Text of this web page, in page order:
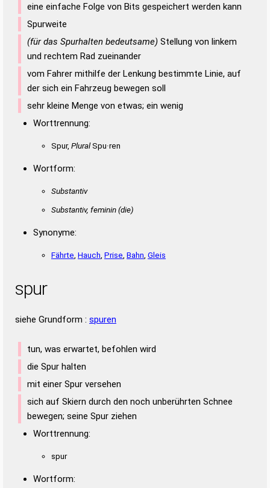
eine einfache Folge von Bits gespeichert werden kann
Spurweite
(für das Spurhalten bedeutsame) Stellung von linkem
und rechtem Rad zueinander
vom Fahrer mithilfe der Lenkung bestimmte Linie, auf
der sich ein Fahrzeug bewegen soll
sehr kleine Menge von etwas; ein wenig
Worttrennung:
Spur, PluralSpu·ren
Wortform:
Substantiv
Substantiv, feminin(die)
Synonyme:
Fährte Hauch Prise Bahn Gleis
spur
siehe Grundform : spuren
tun, was erwartet, befohlen wird
die Spur halten
mit einer Spur versehen
sich auf Skiern durch den noch unberührten Schnee
bewegen; seine Spur ziehen
Worttrennung:
spur
Wortform: